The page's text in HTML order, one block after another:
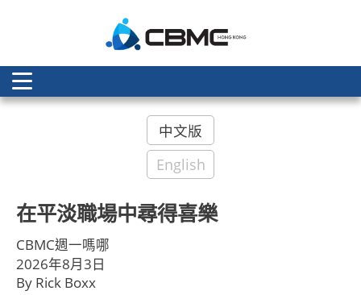
中文版
English
在平淡職場中尋得喜樂
CBMC週一嗎哪
2026年8月3日
By Rick Boxx